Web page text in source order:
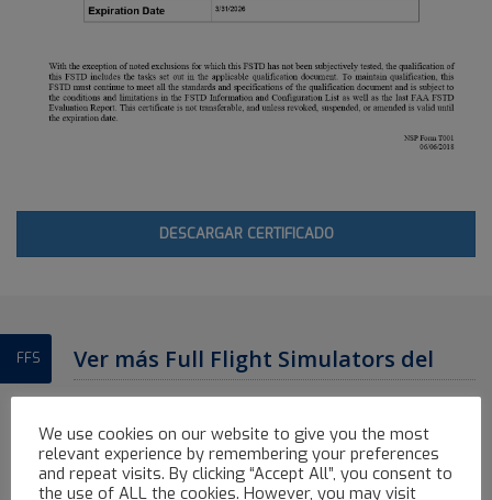
DESCARGAR CERTIFICADO
FFS
Ver más Full Flight Simulators del
AIRBUS FFS ATR FFS BOEING FFS EMBRAER FFS
We use cookies on our website to give you the most
relevant experience by remembering your preferences
and repeat visits. By clicking “Accept All”, you consent to
the use of ALL the cookies. However, you may visit